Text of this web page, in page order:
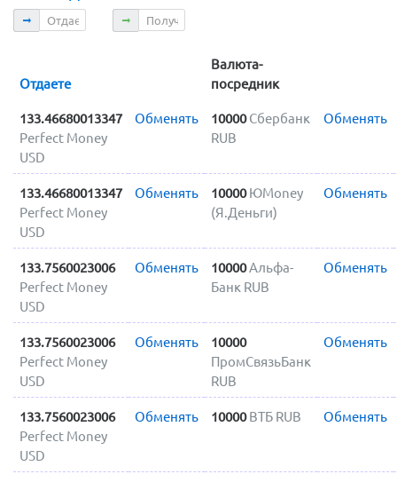
Отдаете Получаете
Отдаете
Валюта-
посредник
133.46680013347
Perfect Money
USD
Обменять 10000 Сбербанк
RUB
Обменять
133.46680013347
Perfect Money
USD
Обменять 10000 ЮMoney
(Я.Деньги)
Обменять
133.7560023006
Perfect Money
USD
Обменять 10000Альфа-
Банк RUB
Обменять
133.7560023006
Perfect Money
USD
Обменять
10000
ПромСвязьБанк
RUB
Обменять
133.7560023006
Perfect Money
USD
Обменять 10000 ВТБ RUB Обменять